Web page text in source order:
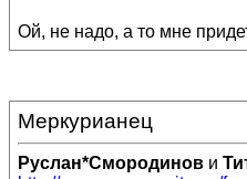
Ой, не надо, а то мне
Меркурианец
Руслан*Смородинов и